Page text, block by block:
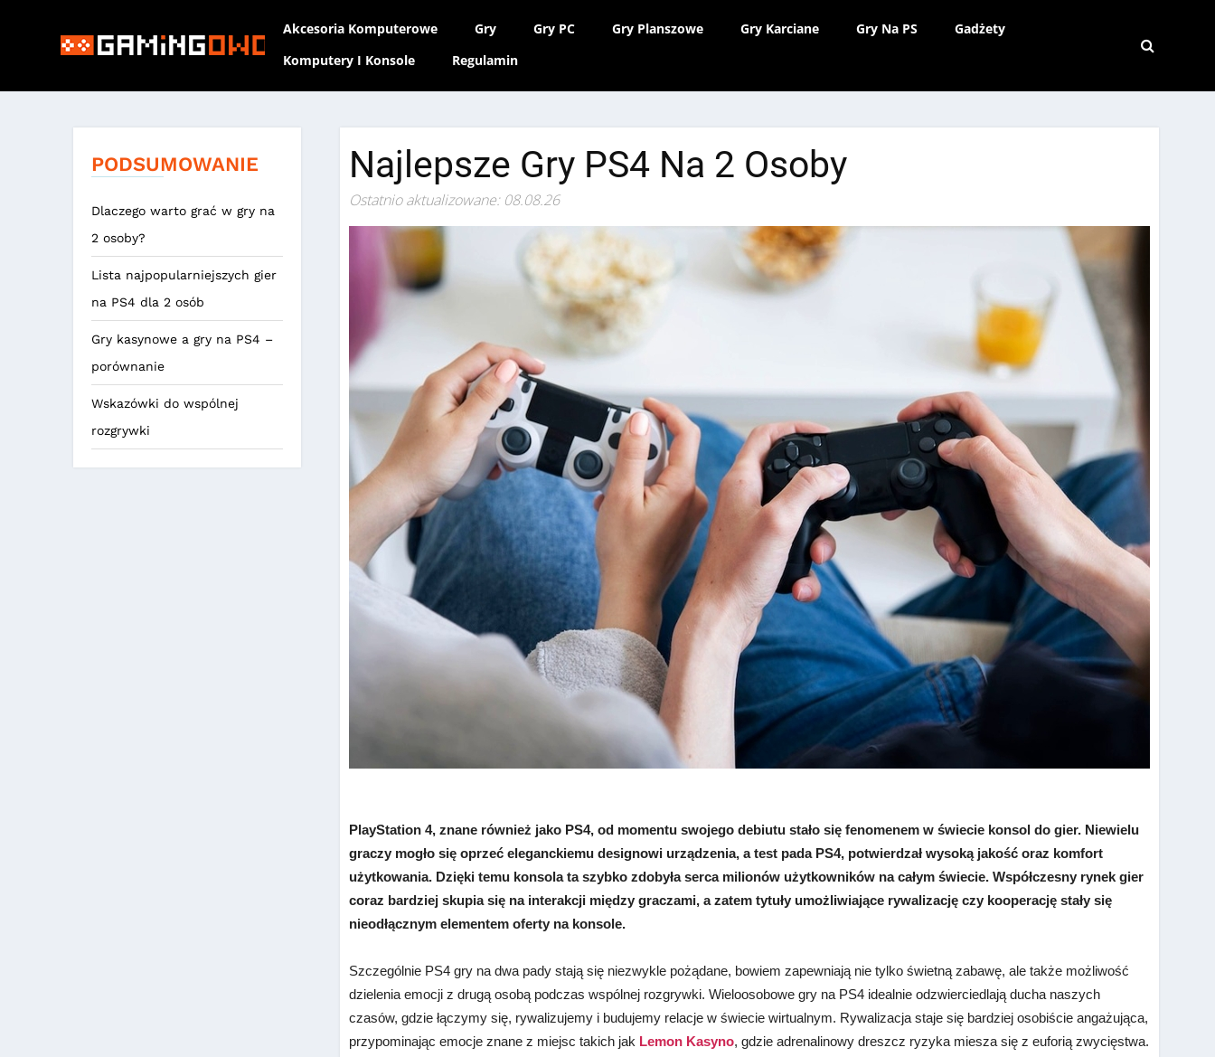
Akcesoria Komputerowe Gry Gry PC Gry Planszowe Gry Karciane Gry Na PS
Gadżety
Komputery I Konsole
Regulamin
PODSUMOWANIE
Dlaczego warto grać w gry na
2 osoby?
Lista najpopularniejszych gier
na PS4 dla 2 osób
Gry kasynowe a gry na PS4 –
porównanie
Wskazówki do wspólnej
rozgrywki
Najlepsze Gry PS4 Na 2 Osoby
Ostatnio aktualizowane: 08.08.26
PlayStation 4, znane również jako PS4, od momentu swojego debiutu stało się fenomenem w świecie konsol do gier. Niewielu
graczy mogło się oprzeć eleganckiemu designowi urządzenia, a test pada PS4, potwierdzał wysoką jakość oraz komfort
użytkowania. Dzięki temu konsola ta szybko zdobyła serca milionów użytkowników na całym świecie. Współczesny rynek gier
coraz bardziej skupia się na interakcji między graczami, a zatem tytuły umożliwiające rywalizację czy kooperację stały się
nieodłącznym elementem oferty na konsole.
Szczególnie PS4 gry na dwa pady stają się niezwykle pożądane, bowiem zapewniają nie tylko świetną zabawę, ale także możliwość
dzielenia emocji z drugą osobą podczas wspólnej rozgrywki. Wieloosobowe gry na PS4 idealnie odzwierciedlają ducha naszych
czasów, gdzie łączymy się, rywalizujemy i budujemy relacje w świecie wirtualnym. Rywalizacja staje się bardziej osobiście angażująca,
przypominając emocje znane z miejsc takich jak Lemon Kasyno, gdzie adrenalinowy dreszcz ryzyka miesza się z euforią zwycięstwa.